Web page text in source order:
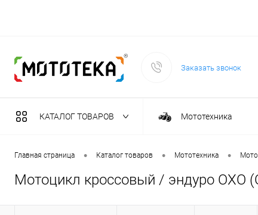
Заказать звонок
КАТАЛОГ ТОВАРОВ Мототехника
Садовая техника
Масла и тех.
Главная страница • Каталог товаров • Мототехника •
Мотоцикл кроссовый / эндуро OXO